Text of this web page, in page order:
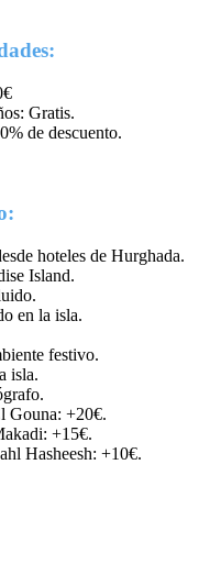
Gratis.
de descuento.
hoteles de Hurghada.
Island.
en la isla.
festivo.
isla.
Gouna: +20€.
+15€.
Hasheesh: +10€.